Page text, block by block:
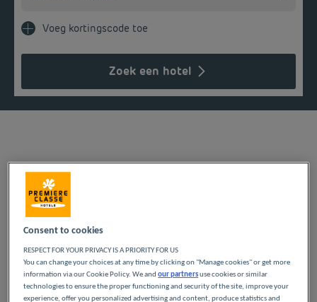
Zoek een hotel
Voeg kortingscode toe
ONZE HOTELS IN REIMS
TEGEN LAGE PRIJZEN
Verwen uzelf in onze Première Classe hotels in
Reims. Vanaf het moment dat u aankomt ontdekt u
de Première Classe ervaring: betaalbare,
vriendelijke en comfortabele hotels. Lichte,
Consent to cookies
RESPECT FOR YOUR PRIVACY IS A PRIORITY FOR US
You can change your choices at any time by clicking on "Manage cookies" or get more
information via our Cookie Policy. We andour partnersuse cookies or similar
technologies to ensure the proper functioning and security of the site, improve your
experience, offer you personalized advertising and content, produce statistics and